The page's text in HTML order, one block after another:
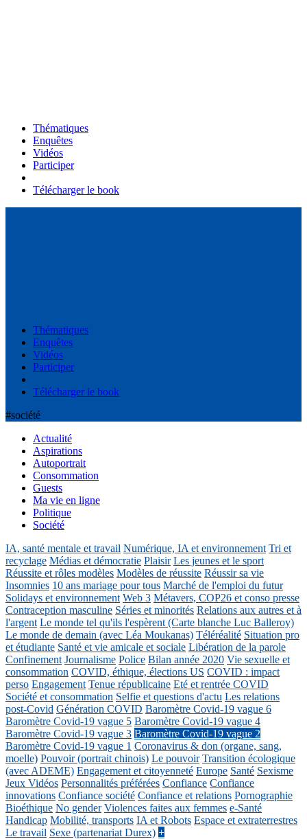
Thématiques
Enquêtes
Vidéos
Participer
Télécharger le book
Thématiques
Enquêtes
Vidéos
Participer
Télécharger le book
#société
Actualité
Aspirations
Autoportrait
Consommation
Guests
Ma vie en ligne
Politique
Société
IA, santé mentale et travail Numérique, IA et environnement Tri et
recyclage Médias et démocratie Plaisir Les jeunes et le sport
Réussite et rôles modèles Modèles de réussite Réussir sa vie
Insomnies 10 ans mariage pour tous Marché de l'emploi du futur
Solidays et environnement Web 3 Métavers, COP26 et conso presse
Contraception masculine Séries et minorités Relations aux autres et à
l'argent Le monde tel qu'ils l'espèrent (Carte blanche Luc Balleroy)
Le monde de demain (avec Léa Moukanas) Téléréalité Situation pro
et étudiante Santé et vie amicale et sociale Libération de la parole
Confinement Journalisme Police Bilan année 2020 Vie sexuelle et
consommation COVID, éthique, élections US COVID : impact
perso Engagement Tenue républicaine Eté et rentrée COVID
Société et consommation Selfie et questions d'actu Les relations
post-Covid Génération COVID Baromètre Covid-19 vague 6
Baromètre Covid-19 vague 5 Baromètre Covid-19 vague 4
Baromètre Covid-19 vague 3 Baromètre Covid-19 vague 2
Baromètre Covid-19 vague 1 Coronavirus & don (organe, sang,
moelle) Pouvoir (portrait chinois) Le pouvoir Transition écologique
(avec ADEME) Engagement et citoyenneté Europe Santé Sexisme
Jeux Vidéos Personnalités préférées Confiance Confiance
innovations Confiance société Confiance et relations Pornographie
Bioéthique No gender Violences faites aux femmes e-Santé
Handicap Mobilité, transports IA et Robots Espace et extraterrestres
Le travail Sexe (partenariat Durex) +